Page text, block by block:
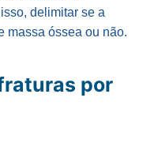
delimitar se a
massa óssea ou não.
por